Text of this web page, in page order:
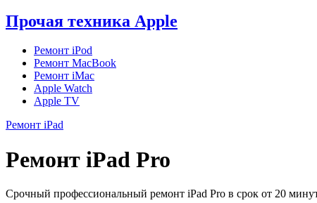
Прочая техника Apple
Ремонт iPod
Ремонт MacBook
Ремонт iMac
Apple Watch
Apple TV
Ремонт iPad
Ремонт iPad Pro
Срочный профессиональный ремонт iPad Pro в срок от 20